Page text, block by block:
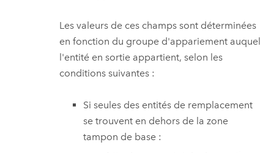
Les valeurs de ces champs sont déterminées
en fonction du groupe d'appariement auquel
l'entité en sortie appartient, selon les
conditions suivantes :
Si seules des entités de remplacement
se trouvent en dehors de la zone
tampon de base :